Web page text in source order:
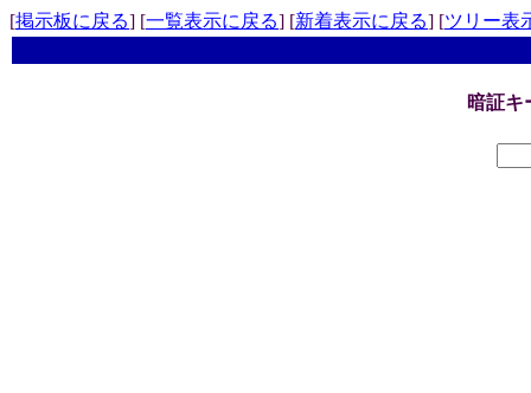
[掲示板に戻る] [一覧表示に戻る] [新着表示に戻る] [ツリー表
暗証キ